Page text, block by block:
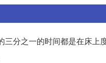
三分之一的时间都是在床